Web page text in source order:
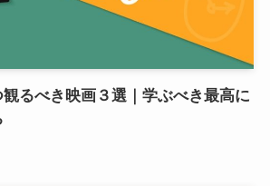
るべき映画３選｜学ぶべき最高に